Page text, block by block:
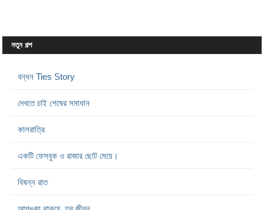
নতুন গল্প
বন্ধন Ties Story
দেখতে চাই শেষের সমাধান
কালরাত্রি
একটি ফেসবুক ও রাজার ছোট মেয়ে।
বিষন্ন রাত